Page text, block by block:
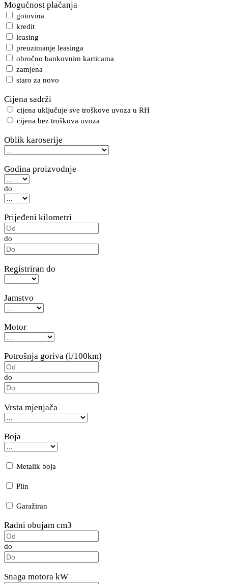
Mogućnost plaćanja
gotovina
kredit
leasing
preuzimanje leasinga
obročno bankovnim karticama
zamjena
staro za novo
Cijena sadrži
cijena uključuje sve troškove uvoza u RH
cijena bez troškova uvoza
Oblik karoserije
Godina proizvodnje
do
Prijeđeni kilometri
do
Registriran do
Jamstvo
Motor
Potrošnja goriva (l/100km)
do
Vrsta mjenjača
Boja
Metalik boja
Plin
Garažiran
Radni obujam cm3
do
Snaga motora kW